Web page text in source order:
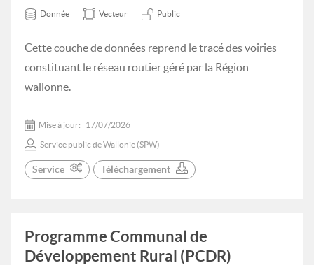
Donnée Vecteur Public
Cette couche de données reprend le tracé des voiries
constituant le réseau routier géré par la Région
wallonne.
Mise à jour: 17/07/2026
Service public de Wallonie (SPW)
Service Téléchargement
Programme Communal de
Développement Rural (PCDR)